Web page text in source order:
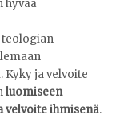
hyvää
Kyky ja velvoite
luomiseen
velvoite ihmisenä.